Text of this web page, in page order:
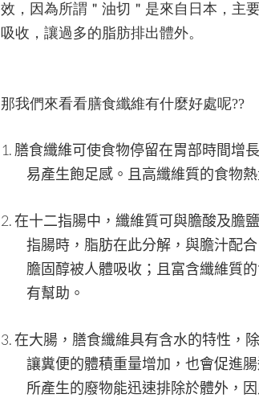
效，因為所謂＂油切＂是來自日本，主
吸收，讓過多的脂肪排出體外。
那我們來看看膳食纖維有什麼好處呢??
1. 膳食纖維可使食物停留在胃部時間增
易產生飽足感。且高纖維質的食物
2. 在十二指腸中，纖維質可與膽酸及膽
指腸時，脂肪在此分解，與膽汁配
膽固醇被人體吸收；且富含纖維質
有幫助。
3. 在大腸，膳食纖維具有含水的特性，
讓糞便的體積重量增加，也會促進
所產生的廢物能迅速排除於體外，